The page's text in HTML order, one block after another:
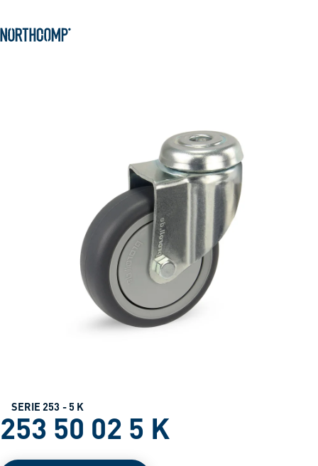
Zur Navigation springen
DE
SERIE 253 - 5 K
253 50 02 5 K